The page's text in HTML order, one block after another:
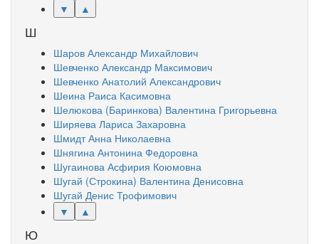
▼
▲
Ш
Шаров Александр Михайлович
Шевченко Александр Максимович
Шевченко Анатолий Александрович
Шеина Раиса Касимовна
Шелюкова (Баринкова) Валентина Григорьевна
Ширяева Лариса Захаровна
Шмидт Анна Николаевна
Шнягина Антонина Федоровна
Шугаинова Асфирия Коюмовна
Шугай (Строкина) Валентина Денисовна
Шугай Денис Трофимович
▼
▲
Ю